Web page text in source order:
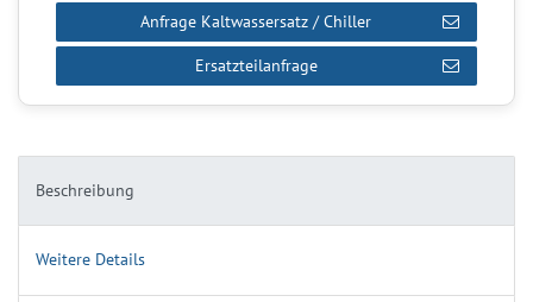
Beschreibung
Weitere Details
Anfrage Kaltwassersatz / Chiller
Ersatzteilanfrage